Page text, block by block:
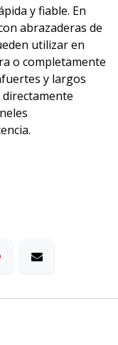
y fiable. En
abrazaderas de
utilizar en
o completamente
y largos